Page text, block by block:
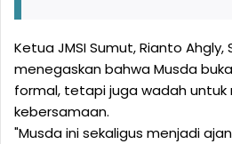
Ketua JMSI Sumut, Rianto Ahgly,
menegaskan bahwa Musda
formal, tetapi juga wadah
kebersamaan.
"Musda ini sekaligus menjadi